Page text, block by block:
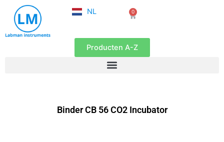
naar
NL
EN
0
Winkelwagen
Producten A-Z
Binder CB 56 CO2 Incubator